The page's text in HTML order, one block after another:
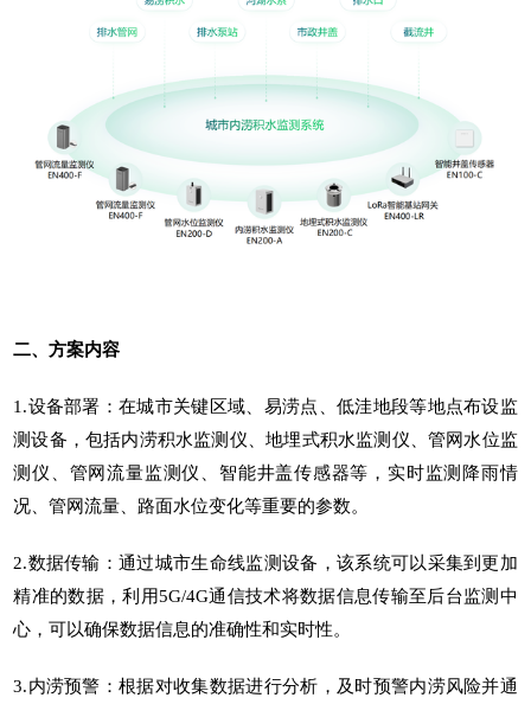
二、方案内容
1.设备部署：在城市关键区域、易涝点、低洼地段等地点布设监
测设备，包括内涝积水监测仪、地埋式积水监测仪、管网水位监
测仪 、 管网流量监测仪 、 智能井盖传感器等，实时监测降雨情
况、管网流量、路面水位变化等重要的参数。
2.数据传输：通过城市生命线监测设备，该系统可以采集到更加
精准的数据，利用5G/4G通信技术将数据信息传输至后台监测中
心，可以确保数据信息的准确性和实时性。
3.内涝预警：根据对收集数据进行分析，及时预警内涝风险并通